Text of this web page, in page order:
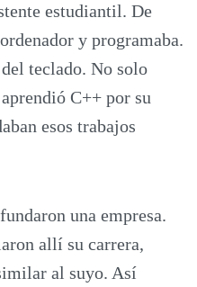
estudiantil. De
y programaba.
teclado. No solo
C++ por su
esos trabajos
una empresa.
allí su carrera,
al suyo. Así